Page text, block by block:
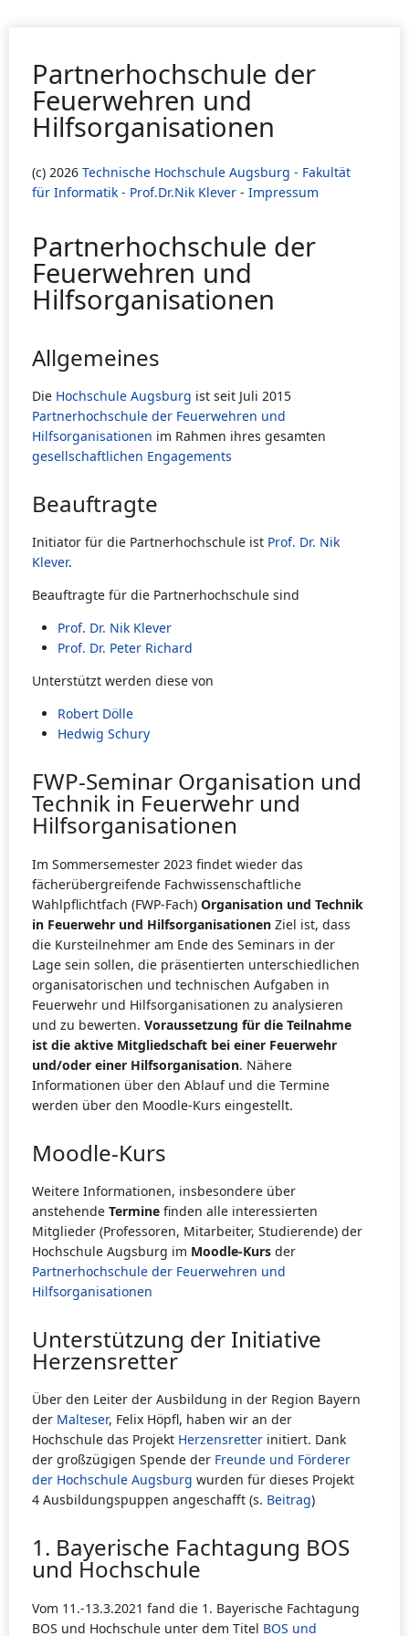
Partnerhochschule der
Feuerwehren und
Hilfsorganisationen
(c) 2026 Technische Hochschule Augsburg - Fakultät
für Informatik - Prof.Dr.Nik Klever - Impressum
Partnerhochschule der
Feuerwehren und
Hilfsorganisationen
Allgemeines
Die Hochschule Augsburg ist seit Juli 2015
Partnerhochschule der Feuerwehren und
Hilfsorganisationen im Rahmen ihres gesamten
gesellschaftlichen Engagements
Beauftragte
Initiator für die Partnerhochschule ist Prof. Dr. Nik
Klever.
Beauftragte für die Partnerhochschule sind
Prof. Dr. Nik Klever
Prof. Dr. Peter Richard
Unterstützt werden diese von
Robert Dölle
Hedwig Schury
FWP-Seminar Organisation und
Technik in Feuerwehr und
Hilfsorganisationen
Im Sommersemester 2023 findet wieder das
fächerübergreifende Fachwissenschaftliche
Wahlpflichtfach (FWP-Fach) Organisation und Technik
in Feuerwehr und Hilfsorganisationen Ziel ist, dass
die Kursteilnehmer am Ende des Seminars in der
Lage sein sollen, die präsentierten unterschiedlichen
organisatorischen und technischen Aufgaben in
Feuerwehr und Hilfsorganisationen zu analysieren
und zu bewerten. Voraussetzung für die Teilnahme
ist die aktive Mitgliedschaft bei einer Feuerwehr
und/oder einer Hilfsorganisation. Nähere
Informationen über den Ablauf und die Termine
werden über den Moodle-Kurs eingestellt.
Moodle-Kurs
Weitere Informationen, insbesondere über
anstehende Termine finden alle interessierten
Mitglieder (Professoren, Mitarbeiter, Studierende) der
Hochschule Augsburg im Moodle-Kurs der
Partnerhochschule der Feuerwehren und
Hilfsorganisationen
Unterstützung der Initiative
Herzensretter
Über den Leiter der Ausbildung in der Region Bayern
der Malteser, Felix Höpfl, haben wir an der
Hochschule das Projekt Herzensretter initiert. Dank
der großzügigen Spende der Freunde und Förderer
der Hochschule Augsburg wurden für dieses Projekt
4 Ausbildungspuppen angeschafft (s. Beitrag)
1. Bayerische Fachtagung BOS
und Hochschule
Vom 11.-13.3.2021 fand die 1. Bayerische Fachtagung
BOS und Hochschule unter dem Titel BOS und